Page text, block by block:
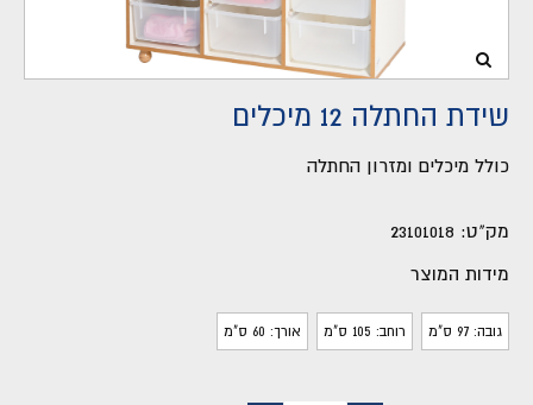
שידת החתלה 12 מיכלים
כולל מיכלים ומזרון החתלה
מק"ט: 23101018
מידות המוצר
גובה: 97 ס"מ רוחב: 105 ס"מ אורך: 60 ס"מ